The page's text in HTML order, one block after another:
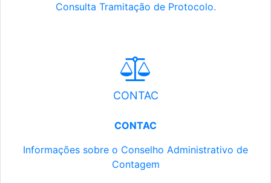
Consulta Tramitação de Protocolo.
CONTAC
CONTAC
Informações sobre o Conselho Administrativo de
Contagem